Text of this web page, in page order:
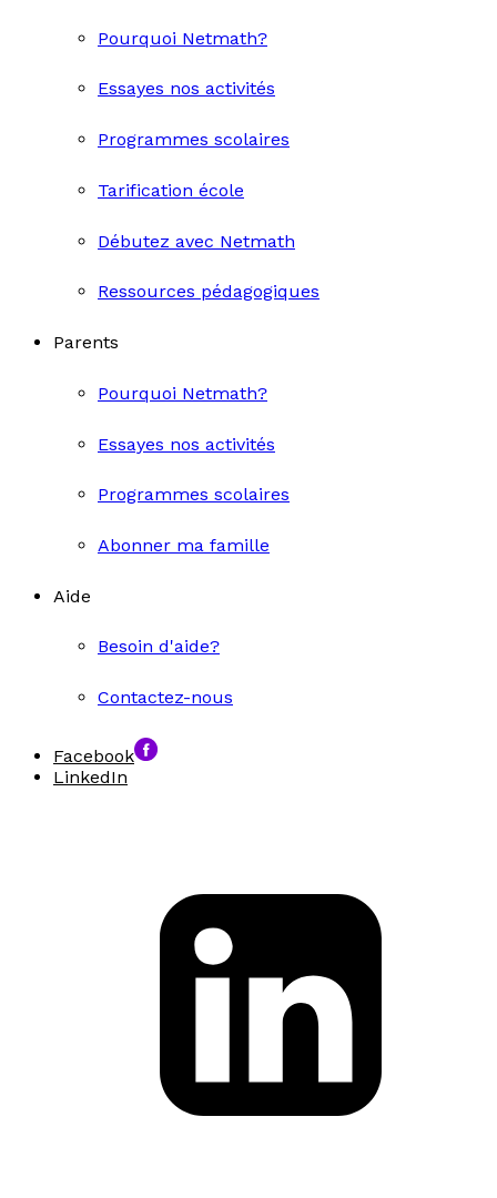
Pourquoi Netmath?
Essayes nos activités
Programmes scolaires
Tarification école
Débutez avec Netmath
Ressources pédagogiques
Parents
Pourquoi Netmath?
Essayes nos activités
Programmes scolaires
Abonner ma famille
Aide
Besoin d'aide?
Contactez-nous
Facebook
LinkedIn